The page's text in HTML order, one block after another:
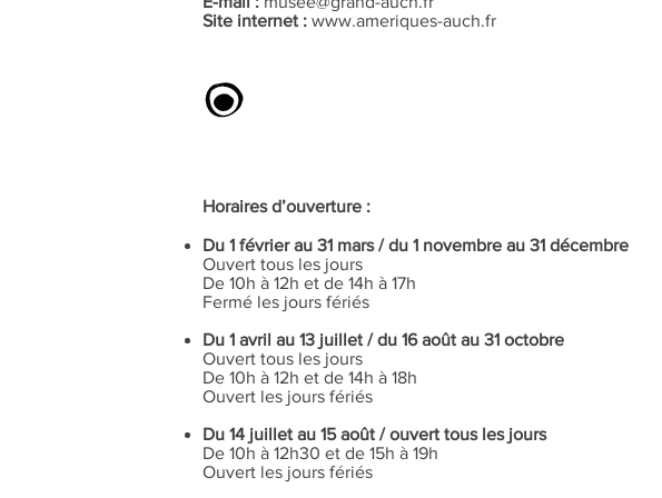
Site internet : www.ameriques-auch.fr
Horaires d’ouverture :
Du 1 février au 31 mars / du 1 novembre au 31 décembre
Ouvert tous les jours
De 10h à 12h et de 14h à 17h
Fermé les jours fériés
Du 1 avril au 13 juillet / du 16 août au 31 octobre
Ouvert tous les jours
De 10h à 12h et de 14h à 18h
Ouvert les jours fériés
Du 14 juillet au 15 août / ouvert tous les jours
De 10h à 12h30 et de 15h à 19h
Ouvert les jours fériés